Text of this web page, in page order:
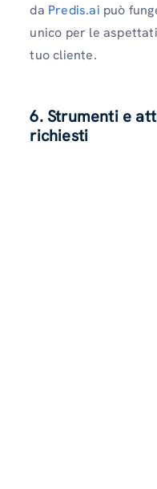
da Predis.ai può
unico per le
tuo cliente.
6. Strumenti e
richiesti